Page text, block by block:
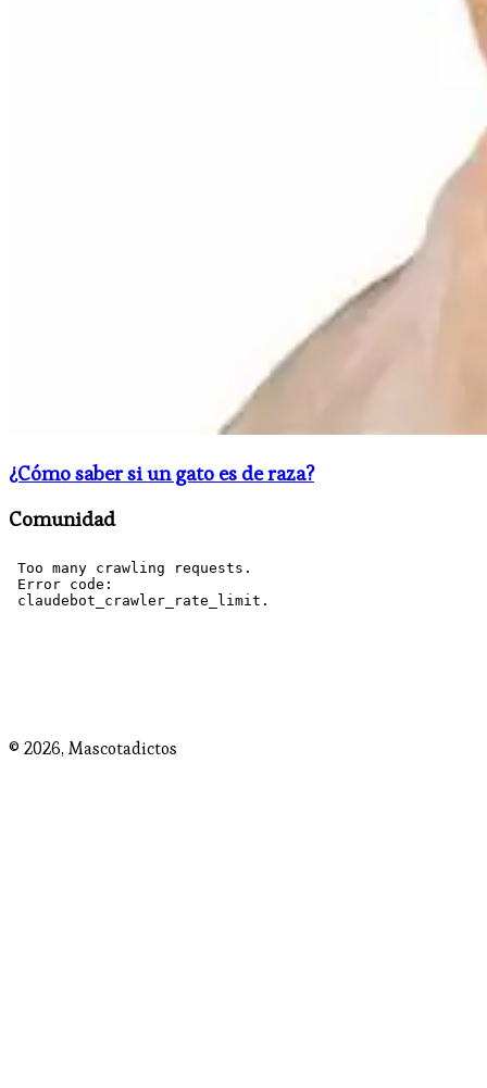
​¿Cómo saber si un gato es de raza?
Comunidad
© 2026, Mascotadictos